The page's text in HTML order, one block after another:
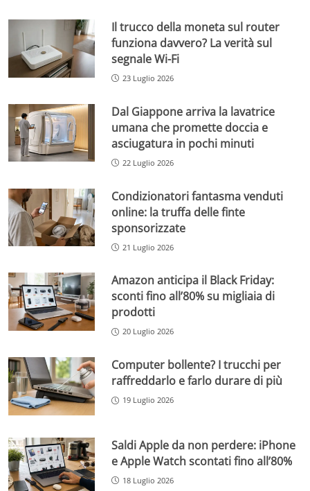
Il trucco della moneta sul router
funziona davvero? La verità sul
segnale Wi-Fi
23 Luglio 2026
Dal Giappone arriva la lavatrice
umana che promette doccia e
asciugatura in pochi minuti
22 Luglio 2026
Condizionatori fantasma venduti
online: la truffa delle finte
sponsorizzate
21 Luglio 2026
Amazon anticipa il Black Friday:
sconti fino all’80% su migliaia di
prodotti
20 Luglio 2026
Computer bollente? I trucchi per
raffreddarlo e farlo durare di più
19 Luglio 2026
Saldi Apple da non perdere: iPhone
e Apple Watch scontati fino all’80%
18 Luglio 2026